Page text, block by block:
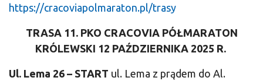
https://cracoviapolmaraton.pl/trasy
TRASA 11. PKO CRACOVIA PÓŁMARATON
KRÓLEWSKI 12 PAŹDZIERNIKA 2025 R.
Ul. Lema 26 – START ul. Lema z prądem do Al.